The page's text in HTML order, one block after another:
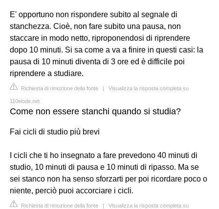
E' opportuno non rispondere subito al segnale di
stanchezza. Cioè, non fare subito una pausa, non
staccare in modo netto, riproponendosi di riprendere
dopo 10 minuti. Si sa come a va a finire in questi casi: la
pausa di 10 minuti diventa di 3 ore ed è difficile poi
riprendere a studiare.
Richiesta di rimozione della fonte | Visualizza la risposta completa su
110elode.net
Come non essere stanchi quando si studia?
Fai cicli di studio più brevi
I cicli che ti ho insegnato a fare prevedono 40 minuti di
studio, 10 minuti di pausa e 10 minuti di ripasso. Ma se
sei stanco non ha senso sforzarti per poi ricordare poco o
niente, perciò puoi accorciare i cicli.
Richiesta di rimozione della fonte | Visualizza la risposta completa su